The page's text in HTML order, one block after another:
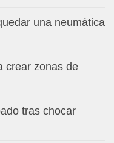
una neumática
crear zonas de
tras chocar